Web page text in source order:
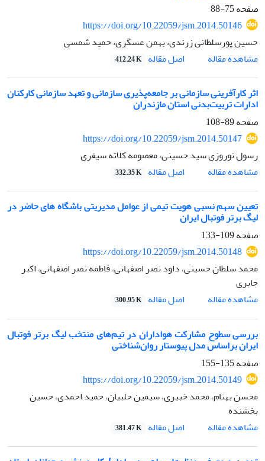
صفحه75-88
https://doi.org/10.22059/jsm.2014.50146
حسین پورسلطانی زرندی، بهمن عسگری، حمید شمسی
مشاهده مقاله
اصل مقاله 412.24 K
اثر کارآفرینی سازمانی بر جامعه‌پذیری سازمانی و تعهد سازمانی کارکنان
ادارات تربیت‌بدنی استان مازندران
صفحه89-108
https://doi.org/10.22059/jsm.2014.50147
رسول نوروزی سید حسینی، معصومه کلاته سیفری
مشاهده مقاله
اصل مقاله 332.35 K
تعیین سهم نسبی هویت تیمی از عوامل مدیریتی باشگاه های حاضر در
لیگ برتر فوتبال ایران
صفحه109-133
https://doi.org/10.22059/jsm.2014.50148
محمد سلطان حسینی، داود نصر اصفهانی، فاطمه نصر اصفهانی، اکبر
جابری
مشاهده مقاله
اصل مقاله 300.95 K
بررسی سطوح مشارکت هواداران در تیم‌های منتخب لیگ برتر فوتبال
ایران براساس مدل پیوستار روان‌شناختی
صفحه135-155
https://doi.org/10.22059/jsm.2014.50149
محسن بهنام، محمد خبیری، سیمین حلبیان، حمید احمدی، حسین
بخشنده
مشاهده مقاله
اصل مقاله 381.47 K